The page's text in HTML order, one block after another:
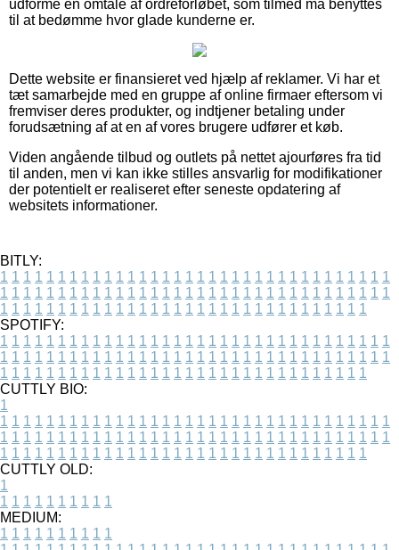
udforme en omtale af ordreforløbet, som tilmed må benyttes
til at bedømme hvor glade kunderne er.
Dette website er finansieret ved hjælp af reklamer. Vi har et
tæt samarbejde med en gruppe af online firmaer eftersom vi
fremviser deres produkter, og indtjener betaling under
forudsætning af at en af vores brugere udfører et køb.
Viden angående tilbud og outlets på nettet ajourføres fra tid
til anden, men vi kan ikke stilles ansvarlig for modifikationer
der potentielt er realiseret efter seneste opdatering af
websitets informationer.
BITLY:
1 1 1 1 1 1 1 1 1 1 1 1 1 1 1 1 1 1 1 1 1 1 1 1 1 1 1 1 1 1 1 1 1 1
1 1 1 1 1 1 1 1 1 1 1 1 1 1 1 1 1 1 1 1 1 1 1 1 1 1 1 1 1 1 1 1 1 1
1 1 1 1 1 1 1 1 1 1 1 1 1 1 1 1 1 1 1 1 1 1 1 1 1 1 1 1 1 1 1 1
SPOTIFY:
1 1 1 1 1 1 1 1 1 1 1 1 1 1 1 1 1 1 1 1 1 1 1 1 1 1 1 1 1 1 1 1 1 1
1 1 1 1 1 1 1 1 1 1 1 1 1 1 1 1 1 1 1 1 1 1 1 1 1 1 1 1 1 1 1 1 1 1
1 1 1 1 1 1 1 1 1 1 1 1 1 1 1 1 1 1 1 1 1 1 1 1 1 1 1 1 1 1 1 1
CUTTLY BIO:
1
1 1 1 1 1 1 1 1 1 1 1 1 1 1 1 1 1 1 1 1 1 1 1 1 1 1 1 1 1 1 1 1 1 1
1 1 1 1 1 1 1 1 1 1 1 1 1 1 1 1 1 1 1 1 1 1 1 1 1 1 1 1 1 1 1 1 1 1
1 1 1 1 1 1 1 1 1 1 1 1 1 1 1 1 1 1 1 1 1 1 1 1 1 1 1 1 1 1 1 1
CUTTLY OLD:
1
1 1 1 1 1 1 1 1 1 1
MEDIUM:
1 1 1 1 1 1 1 1 1 1